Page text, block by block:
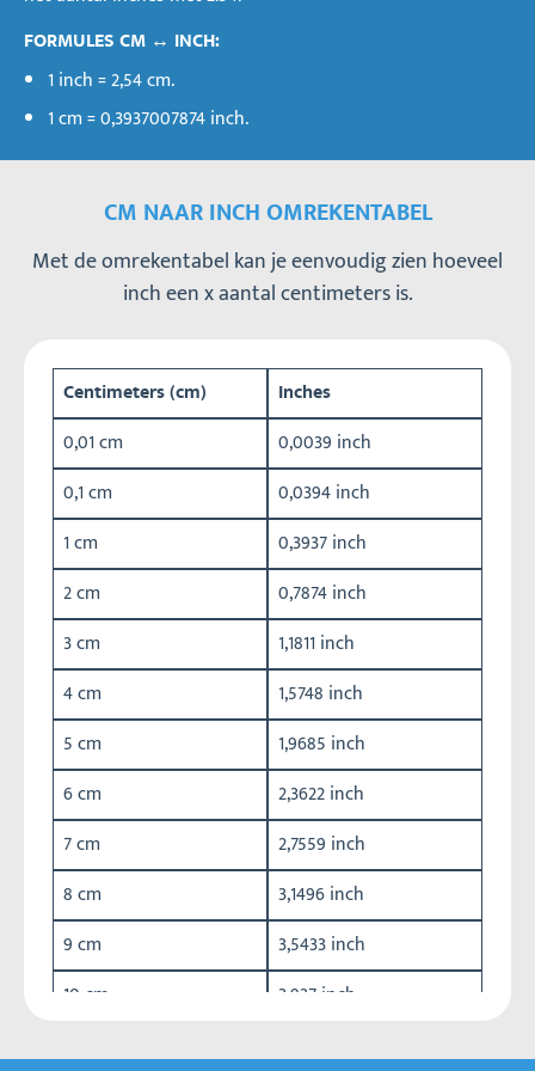
FORMULES CM ↔ INCH:
1 inch = 2,54 cm.
1 cm = 0,3937007874 inch.
CM NAAR INCH OMREKENTABEL
Met de omrekentabel kan je eenvoudig zien hoeveel
inch een x aantal centimeters is.
Centimeters (cm) Inches
0,01 cm
0,0039 inch
0,1 cm
0,0394 inch
1 cm
0,3937 inch
2 cm
0,7874 inch
3 cm
1,1811 inch
4 cm
1,5748 inch
5 cm
1,9685 inch
6 cm
2,3622 inch
7 cm
2,7559 inch
8 cm
3,1496 inch
9 cm
3,5433 inch
10 cm
3,937 inch